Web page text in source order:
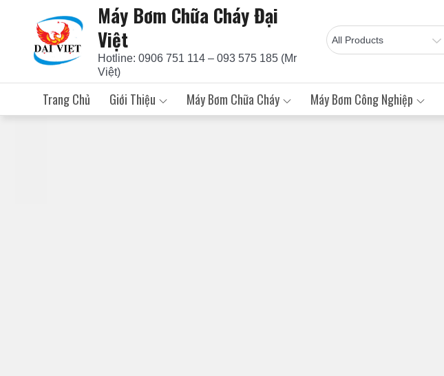
content
Máy Bơm Chữa Cháy Đại
Việt
Hotline: 0906 751 114 – 093 575 185 (Mr
Việt)
Trang Chủ Giới Thiệu Máy Bơm Chữa Cháy Máy Bơm Công Nghiệp